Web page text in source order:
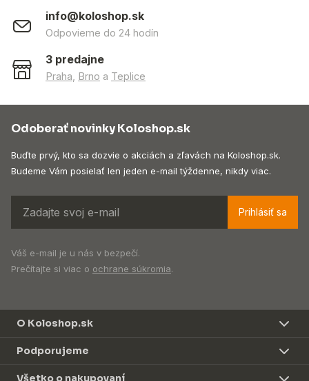
info@koloshop.sk
Odpovieme do 24 hodín
3 predajne
Praha Brno a Teplice
Odoberať novinky Koloshop.sk
Buďte prvý, kto sa dozvie o akciách a zľavách na Koloshop.sk.
Budeme Vám posielať len jeden e-mail týždenne, nikdy viac.
Prihlásiť sa
Váš e-mail je u nás v bezpečí.
Prečítajte si viac o ochrane súkromia.
O Koloshop.sk
Podporujeme
Všetko o nakupovaní